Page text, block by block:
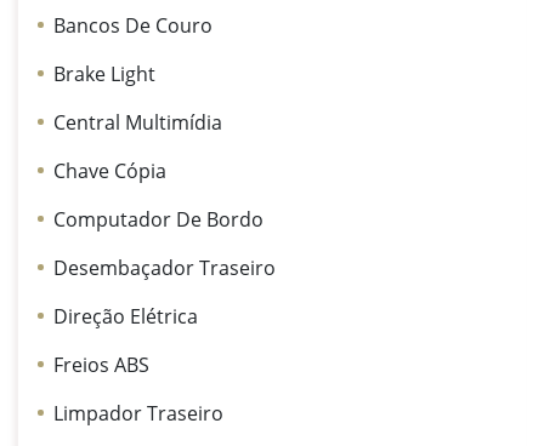
Bancos De Couro
Brake Light
Central Multimídia
Chave Cópia
Computador De Bordo
Desembaçador Traseiro
Direção Elétrica
Freios ABS
Limpador Traseiro